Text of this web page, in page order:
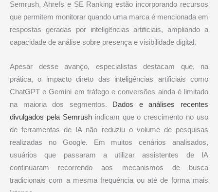
Semrush, Ahrefs e SE Ranking estão incorporando recursos
que permitem monitorar quando uma marca é mencionada em
respostas geradas por inteligências artificiais, ampliando a
capacidade de análise sobre presença e visibilidade digital.
Apesar desse avanço, especialistas destacam que, na
prática, o impacto direto das inteligências artificiais como
ChatGPT e Gemini em tráfego e conversões ainda é limitado
na maioria dos segmentos. Dados e análises recentes
divulgados pela Semrushindicam que o crescimento no uso
de ferramentas de IA não reduziu o volume de pesquisas
realizadas no Google. Em muitos cenários analisados,
usuários que passaram a utilizar assistentes de IA
continuaram recorrendo aos mecanismos de busca
tradicionais com a mesma frequência ou até de forma mais